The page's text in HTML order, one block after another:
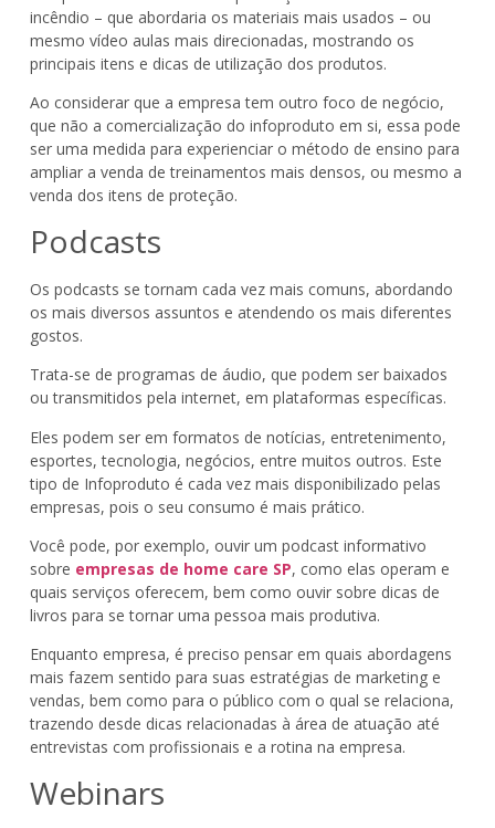
incêndio – que abordaria os materiais mais usados – ou
mesmo vídeo aulas mais direcionadas, mostrando os
principais itens e dicas de utilização dos produtos.
Ao considerar que a empresa tem outro foco de negócio,
que não a comercialização do infoproduto em si, essa pode
ser uma medida para experienciar o método de ensino para
ampliar a venda de treinamentos mais densos, ou mesmo a
venda dos itens de proteção.
Podcasts
Os podcasts se tornam cada vez mais comuns, abordando
os mais diversos assuntos e atendendo os mais diferentes
gostos.
Trata-se de programas de áudio, que podem ser baixados
ou transmitidos pela internet, em plataformas específicas.
Eles podem ser em formatos de notícias, entretenimento,
esportes, tecnologia, negócios, entre muitos outros. Este
tipo de Infoproduto é cada vez mais disponibilizado pelas
empresas, pois o seu consumo é mais prático.
Você pode, por exemplo, ouvir um podcast informativo
sobre empresas de home care SP, como elas operam e
quais serviços oferecem, bem como ouvir sobre dicas de
livros para se tornar uma pessoa mais produtiva.
Enquanto empresa, é preciso pensar em quais abordagens
mais fazem sentido para suas estratégias de marketing e
vendas, bem como para o público com o qual se relaciona,
trazendo desde dicas relacionadas à área de atuação até
entrevistas com profissionais e a rotina na empresa.
Webinars